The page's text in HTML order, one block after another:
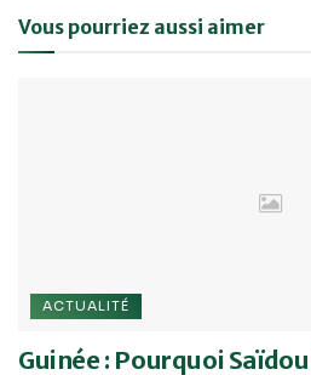
Vous pourriez aussi aimer
ACTUALITÉ
Guinée : Pourquoi